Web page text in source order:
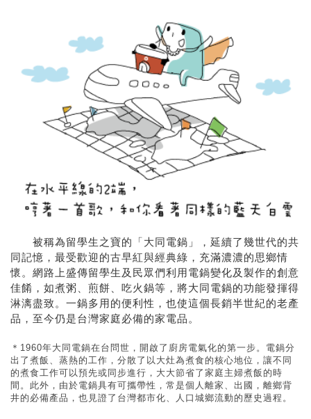
被稱為留學生之寶的「大同電鍋」，延續了幾世代的共
同記憶，最受歡迎的古早紅與經典綠，充滿濃濃的思鄉情
懷。網路上盛傳留學生及民眾們利用電鍋變化及製作的創意
佳餚，如煮粥、煎餅、吃火鍋等，將大同電鍋的功能發揮得
淋漓盡致。一鍋多用的便利性，也使這個長銷半世紀的老產
品，至今仍是台灣家庭必備的家電品。
＊1960年大同電鍋在台問世，開啟了廚房電氣化的第一步。電鍋分
出了煮飯、蒸熱的工作，分散了以大灶為煮食的核心地位，讓不同
的煮食工作可以預先或同步進行，大大節省了家庭主婦煮飯的時
間。此外，由於電鍋具有可攜帶性，常是個人離家、出國，離鄉背
井的必備產品，也見證了台灣都市化、人口城鄉流動的歷史過程。